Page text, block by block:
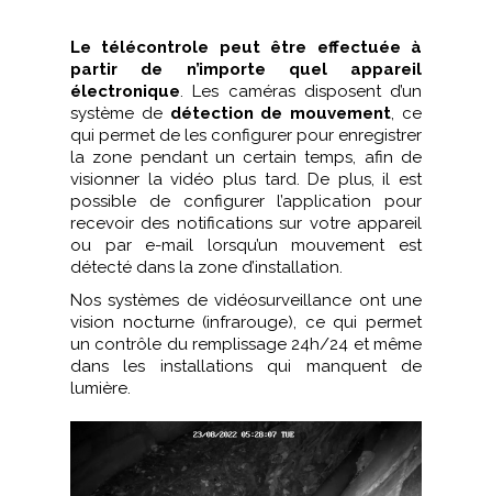
Le télécontrole peut être effectuée à
partir de n’importe quel appareil
électronique. Les caméras disposent d’un
système de détection de mouvement, ce
qui permet de les configurer pour enregistrer
la zone pendant un certain temps, afin de
visionner la vidéo plus tard. De plus, il est
possible de configurer l’application pour
recevoir des notifications sur votre appareil
ou par e-mail lorsqu’un mouvement est
détecté dans la zone d’installation.
Nos systèmes de vidéosurveillance ont une
vision nocturne (infrarouge), ce qui permet
un contrôle du remplissage 24h/24 et même
dans les installations qui manquent de
lumière.